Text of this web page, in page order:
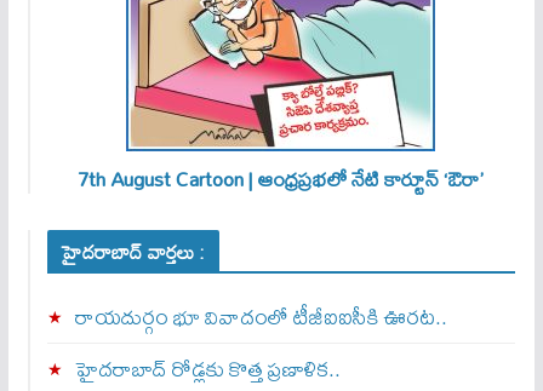
7th August Cartoon | ఆంధ్రప్రభలో నేటి కార్టూన్ ‘ఔరా’
హైదరాబాద్ వార్తలు :
రాయదుర్గం భూ వివాదంలో టీజీఐఐసీకి ఊరట..
హైదరాబాద్ రోడ్లకు కొత్త ప్రణాళిక..